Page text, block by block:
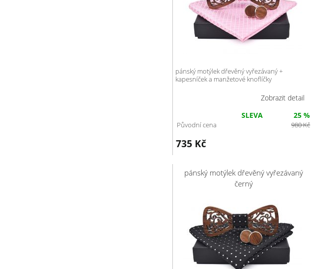
pánský motýlek dřevěný vyřezávaný +
kapesníček a manžetové knoflíčky
Zobrazit detail
735 Kč
SLEVA 25 %
Původní cena 980Kč
pánský motýlek dřevěný vyřezávaný
černý